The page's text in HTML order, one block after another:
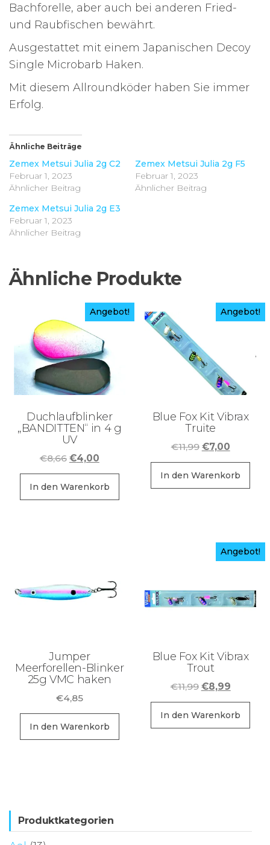
Bachforelle, aber auch bei anderen Fried-
und Raubfischen bewährt.
Ausgestattet mit einem Japanischen Decoy
Single Microbarb Haken.
Mit diesem Allroundköder haben Sie immer
Erfolg.
Ähnliche Beiträge
Zemex Metsui Julia 2g C2
Februar 1, 2023
Ähnlicher Beitrag
Zemex Metsui Julia 2g F5
Februar 1, 2023
Ähnlicher Beitrag
Zemex Metsui Julia 2g E3
Februar 1, 2023
Ähnlicher Beitrag
Ähnliche Produkte
Angebot!
Duchlaufblinker
„BANDITTEN“ in 4 g
UV
€8,66 Ursprünglicher
Preis
war:
€8,66
€4,00Aktueller
Preis
ist:
€4,00.
In den Warenkorb
Angebot!
Blue Fox Kit Vibrax
Truite
€11,99
Preis
war:
€11,99
€7,00
Preis
ist:
€7,00.
In den Warenkorb
Jumper
Meerforellen-Blinker
25g VMC haken
€4,85
In den Warenkorb
Angebot!
Blue Fox Kit Vibrax
Trout
€11,99
Preis
war:
€11,99
€8,99
Preis
ist:
€8,99.
In den Warenkorb
Produktkategorien